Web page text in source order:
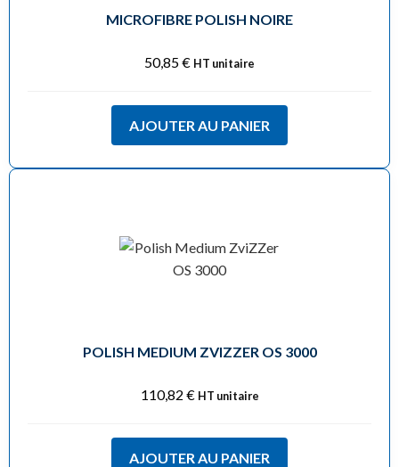
MICROFIBRE POLISH NOIRE
50,85€ HT unitaire
AJOUTER AU PANIER
POLISH MEDIUM ZVIZZER OS 3000
110,82 € HT unitaire
AJOUTER AU PANIER